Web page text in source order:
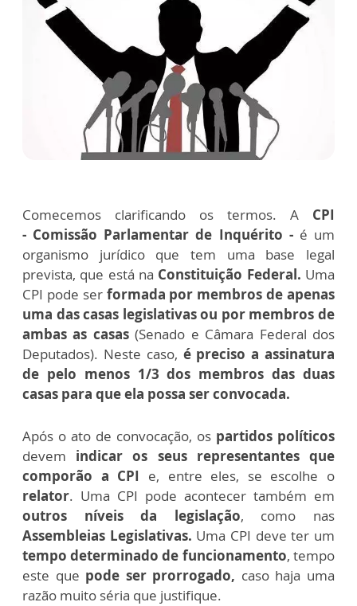
Comecemos clarificando os termos. A CPI
- Comissão Parlamentar de Inquérito -é um
organismo jurídico que tem uma base legal
prevista, que está na Constituição Federal. Uma
CPI pode ser formada por membros de apenas
uma das casas legislativas ou por membros de
ambas as casas(Senado e Câmara Federal dos
Deputados). Neste caso, é preciso a assinatura
de pelo menos 1/3 dos membros das duas
casas para que ela possa ser convocada.
Após o ato de convocação, os partidos políticos
devem indicar os seus representantes que
comporão a CPI e, entre eles, se escolhe o
relator. Uma CPI pode acontecer também em
outros níveis da legislação, como nas
Assembleias Legislativas. Uma CPI deve ter um
tempo determinado de funcionamento, tempo
este que pode ser prorrogado, caso haja uma
razão muito séria que justifique.